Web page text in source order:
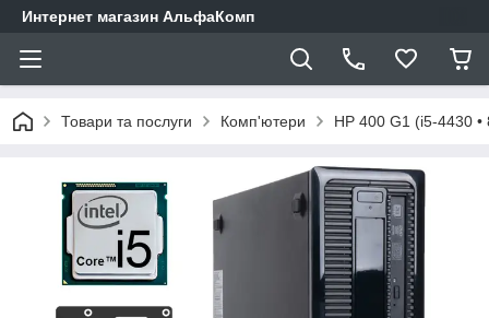
Интернет магазин АльфаКомп
Товари та послуги Комп'ютери HP 400 G1 (i5-4430